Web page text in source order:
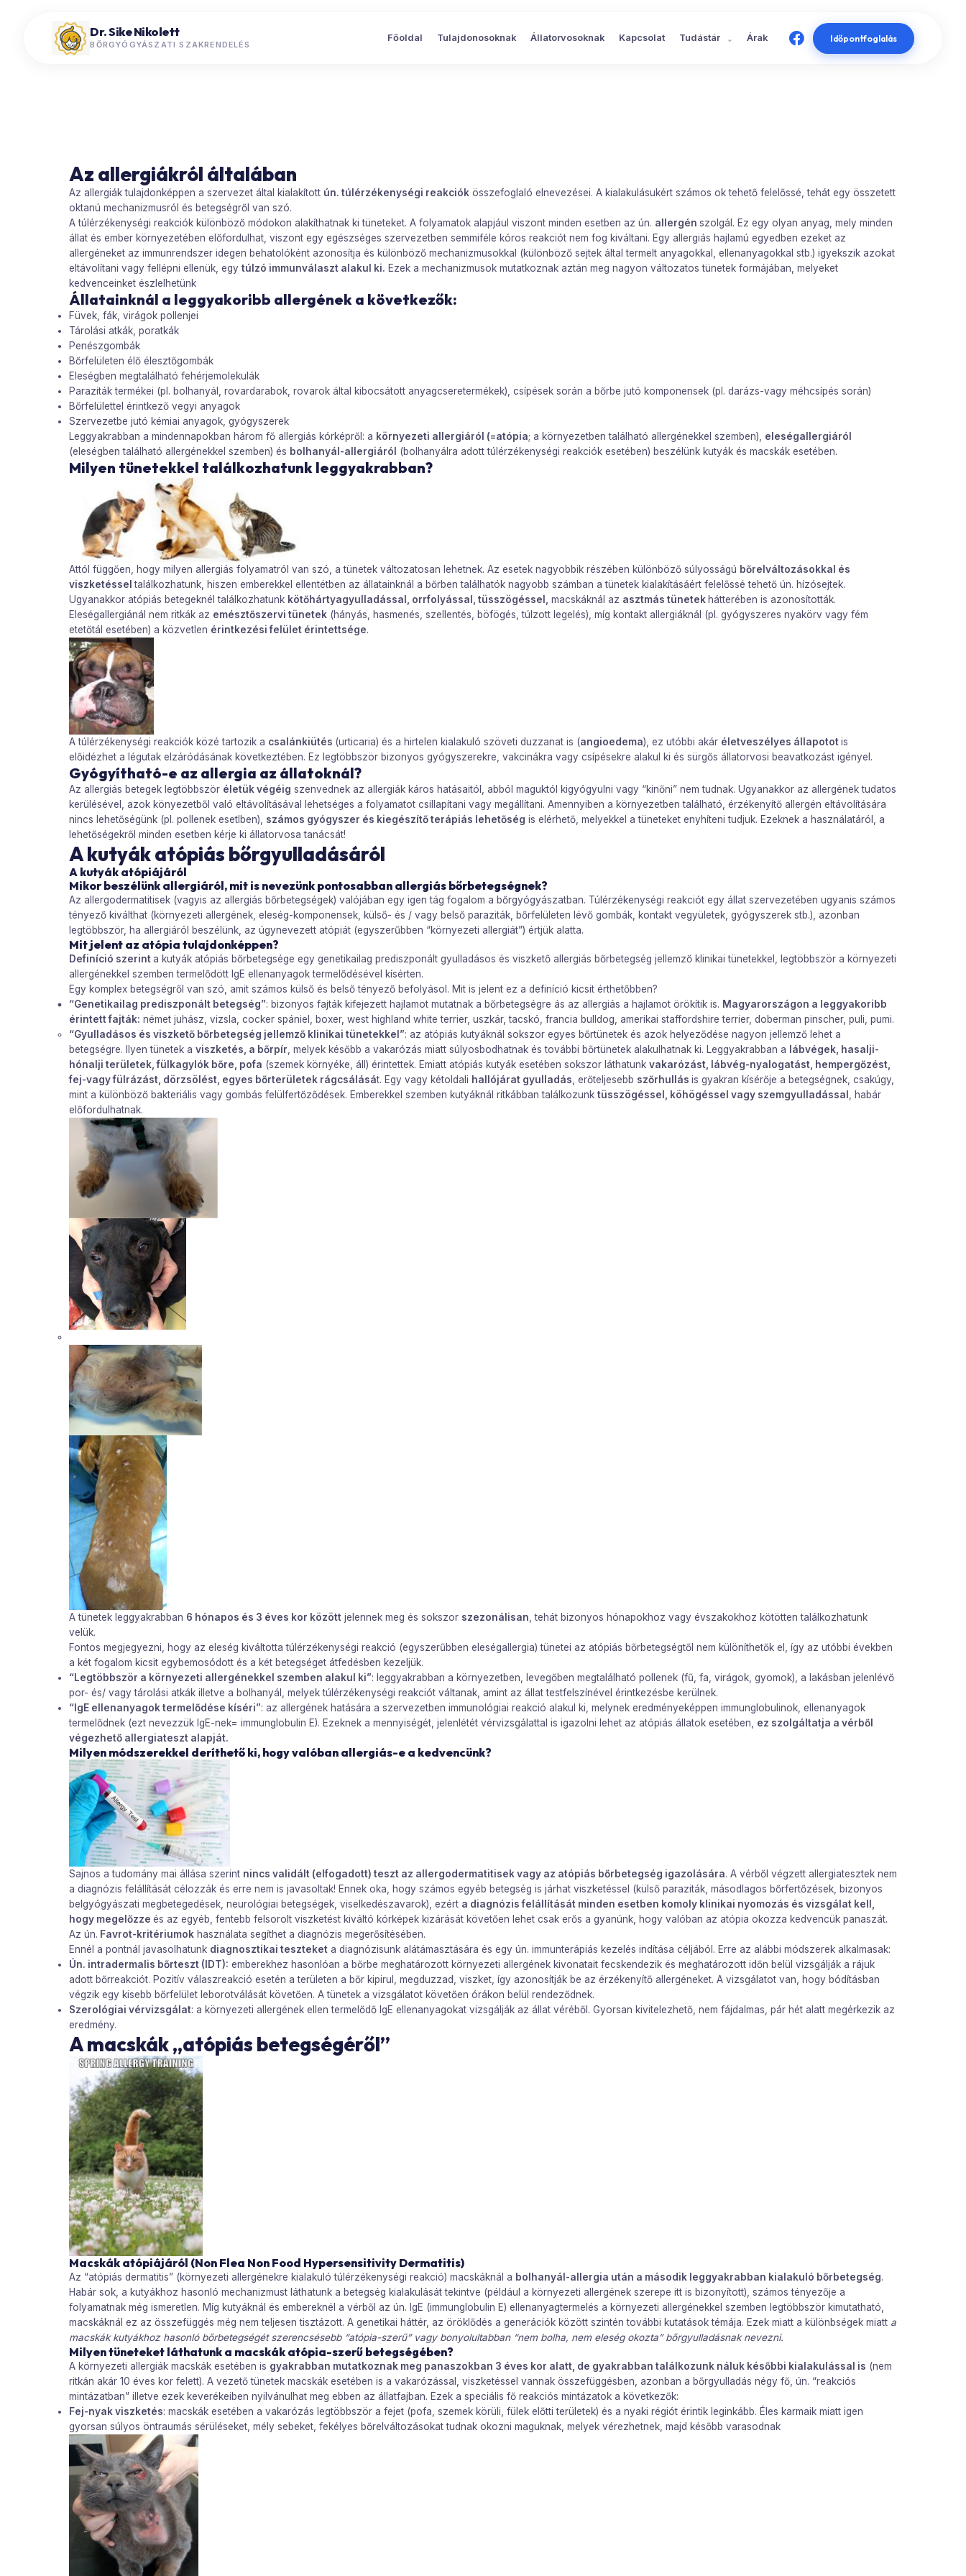
Dr. Sike Nikolett
BŐRGYÓGYÁSZATI SZAKRENDELÉS
Főoldal Tulajdonosoknak Állatorvosoknak Kapcsolat Tudástár Árak Időpontfoglalás
Az allergiákról általában
Az allergiák tulajdonképpen a szervezet által kialakított ún. túlérzékenységi reakciók összefoglaló elnevezései. A kialakulásukért számos ok tehető felelőssé, tehát egy összetett
oktanú mechanizmusról és betegségről van szó.
A túlérzékenységi reakciók különböző módokon alakíthatnak ki tüneteket. A folyamatok alapjául viszont minden esetben az ún. allergén szolgál. Ez egy olyan anyag, mely minden
állat és ember környezetében előfordulhat, viszont egy egészséges szervezetben semmiféle kóros reakciót nem fog kiváltani. Egy allergiás hajlamú egyedben ezeket az
allergéneket az immunrendszer idegen behatolóként azonosítja és különböző mechanizmusokkal (különböző sejtek által termelt anyagokkal, ellenanyagokkal stb.) igyekszik azokat
eltávolítani vagy fellépni ellenük, egy túlzó immunválaszt alakul ki. Ezek a mechanizmusok mutatkoznak aztán meg nagyon változatos tünetek formájában, melyeket
kedvenceinket észlelhetünk
Állatainknál a leggyakoribb allergének a következők:
Füvek, fák, virágok pollenjei
Tárolási atkák, poratkák
Penészgombák
Bőrfelületen élő élesztőgombák
Eleségben megtalálható fehérjemolekulák
Paraziták termékei (pl. bolhanyál, rovardarabok, rovarok által kibocsátott anyagcseretermékek), csípések során a bőrbe jutó komponensek (pl. darázs-vagy méhcsípés során)
Bőrfelülettel érintkező vegyi anyagok
Szervezetbe jutó kémiai anyagok, gyógyszerek
Leggyakrabban a mindennapokban három fő allergiás kórképről: a környezeti allergiáról (=atópia; a környezetben található allergénekkel szemben), eleségallergiáról
(eleségben található allergénekkel szemben) és bolhanyál-allergiáról (bolhanyálra adott túlérzékenységi reakciók esetében) beszélünk kutyák és macskák esetében.
Milyen tünetekkel találkozhatunk leggyakrabban?
Attól függően, hogy milyen allergiás folyamatról van szó, a tünetek változatosan lehetnek. Az esetek nagyobbik részében különböző súlyosságú bőrelváltozásokkal és
viszketésseltalálkozhatunk, hiszen emberekkel ellentétben az állatainknál a bőrben találhatók nagyobb számban a tünetek kialakításáért felelőssé tehető ún. hízósejtek.
Ugyanakkor atópiás betegeknél találkozhatunk kötőhártyagyulladással, orrfolyással, tüsszögéssel, macskáknál az asztmás tünetek hátterében is azonosították.
Eleségallergiánál nem ritkák az emésztőszervi tünetek (hányás, hasmenés, szellentés, böfögés, túlzott legelés), míg kontakt allergiáknál (pl. gyógyszeres nyakörv vagy fém
etetőtál esetében) a közvetlen érintkezési felület érintettsége.
A túlérzékenységi reakciók közé tartozik a csalánkiütés (urticaria) és a hirtelen kialakuló szöveti duzzanat is (angioedema), ez utóbbi akár életveszélyes állapototis
előidézhet a légutak elzáródásának következtében. Ez legtöbbször bizonyos gyógyszerekre, vakcinákra vagy csípésekre alakul ki és sürgős állatorvosi beavatkozást igényel.
Gyógyítható-e az allergia az állatoknál?
Az allergiás betegek legtöbbször életük végéig szenvednek az allergiák káros hatásaitól, abból maguktól kigyógyulni vagy “kinőni” nem tudnak. Ugyanakkor az allergének tudatos
kerülésével, azok könyezetből való eltávolításával lehetséges a folyamatot csillapítani vagy megállítani. Amennyiben a környezetben található, érzékenyítő allergén eltávolítására
nincs lehetőségünk (pl. pollenek esetlben), számos gyógyszer és kiegészítő terápiás lehetőség is elérhető, melyekkel a tüneteket enyhíteni tudjuk. Ezeknek a használatáról, a
lehetőségekről minden esetben kérje ki állatorvosa tanácsát!
A kutyák atópiás bőrgyulladásáról
A kutyák atópiájáról
Mikor beszélünk allergiáról, mit is nevezünk pontosabban allergiás bőrbetegségnek?
Az allergodermatitisek (vagyis az allergiás bőrbetegségek) valójában egy igen tág fogalom a bőrgyógyászatban. Túlérzékenységi reakciót egy állat szervezetében ugyanis számos
tényező kiválthat (környezeti allergének, eleség-komponensek, külső- és / vagy belső paraziták, bőrfelületen lévő gombák, kontakt vegyületek, gyógyszerek stb.), azonban
legtöbbször, ha allergiáról beszélünk, az úgynevezett atópiát (egyszerűbben “környezeti allergiát”) értjük alatta.
Mit jelent az atópia tulajdonképpen?
Definíció szerinta kutyák atópiás bőrbetegsége egy genetikailag prediszponált gyulladásos és viszkető allergiás bőrbetegség jellemző klinikai tünetekkel, legtöbbször a környezeti
allergénekkel szemben termelődött IgE ellenanyagok termelődésével kísérten.
Egy komplex betegségről van szó, amit számos külső és belső tényező befolyásol. Mit is jelent ez a definíció kicsit érthetőbben?
“Genetikailag prediszponált betegség”: bizonyos fajták kifejezett hajlamot mutatnak a bőrbetegségre ás az allergiás a hajlamot örökítik is. Magyarországon a leggyakoribb
érintett fajták: német juhász, vizsla, cocker spániel, boxer, west highland white terrier, uszkár, tacskó, francia bulldog, amerikai staffordshire terrier, doberman pinscher, puli, pumi.
“Gyulladásos és viszkető bőrbetegség jellemző klinikai tünetekkel”: az atópiás kutyáknál sokszor egyes bőrtünetek és azok helyeződése nagyon jellemző lehet a
betegségre. Ilyen tünetek a viszketés, a bőrpír , melyek később a vakarózás miatt súlyosbodhatnak és további bőrtünetek alakulhatnak ki. Leggyakrabban a
lábvégek, hasalji-
hónalji területek, fülkagylók bőre, pofa (szemek környéke, áll) érintettek. Emiatt atópiás kutyák esetében sokszor láthatunk vakarózást, lábvég-nyalogatást, hempergőzést,
fej-vagy fülrázást, dörzsölést, egyes bőrterületek rágcsálását. Egy vagy kétoldali hallójárat gyulladás , erőteljesebb szőrhullás is gyakran kísérője a betegségnek, csakúgy,
mint a különböző bakteriális vagy gombás felülfertőződések. Emberekkel szemben kutyáknál ritkábban találkozunk tüsszögéssel, köhögéssel vagy szemgyulladással
, habár
előfordulhatnak.
A tünetek leggyakrabban 6 hónapos és 3 éves kor között jelennek meg és sokszor szezonálisan , tehát bizonyos hónapokhoz vagy évszakokhoz kötötten találkozhatunk
velük.
Fontos megjegyezni, hogy az eleség kiváltotta túlérzékenységi reakció (egyszerűbben eleségallergia) tünetei az atópiás bőrbetegségtől nem különíthetők el, így az utóbbi években
a két fogalom kicsit egybemosódott és a két betegséget átfedésben kezeljük.
“Legtöbbször a környezeti allergénekkel szemben alakul ki”: leggyakrabban a környezetben, levegőben megtalálható pollenek (fű, fa, virágok, gyomok), a lakásban jelenlévő
por- és/ vagy tárolási atkák illetve a bolhanyál, melyek túlérzékenységi reakciót váltanak, amint az állat testfelszínével érintkezésbe kerülnek.
“IgE ellenanyagok termelődése kíséri”: az allergének hatására a szervezetben immunológiai reakció alakul ki, melynek eredményeképpen immunglobulinok, ellenanyagok
termelődnek (ezt nevezzük IgE-nek= immunglobulin E). Ezeknek a mennyiségét, jelenlétét vérvizsgálattal is igazolni lehet az atópiás állatok esetében, ez szolgáltatja a vérből
végezhető allergiateszt alapját.
Milyen módszerekkel deríthető ki, hogy valóban allergiás-e a kedvencünk?
Sajnos a tudomány mai állása szerint nincs validált (elfogadott) teszt az allergodermatitisek vagy az atópiás bőrbetegség igazolására. A vérből végzett allergiatesztek nem
a diagnózis felállítását célozzák és erre nem is javasoltak! Ennek oka, hogy számos egyéb betegség is járhat viszketéssel (külső paraziták, másodlagos bőrfertőzések, bizonyos
belgyógyászati megbetegedések, neurológiai betegségek, viselkedészavarok), ezért a diagnózis felállítását minden esetben komoly klinikai nyomozás és vizsgálat kell,
hogy megelőzze és az egyéb, fentebb felsorolt viszketést kiváltó kórképek kizárását követően lehet csak erős a gyanúnk, hogy valóban az atópia okozza kedvencük panaszát.
Az ún. Favrot-kritériumok használata segíthet a diagnózis megerősítésében.
Ennél a pontnál javasolhatunk diagnosztikai teszteket a diagnózisunk alátámasztására és egy ún. immunterápiás kezelés indítása céljából. Erre az alábbi módszerek alkalmasak:
Ún. intradermalis bőrteszt (IDT): emberekhez hasonlóan a bőrbe meghatározott környezeti allergének kivonatait fecskendezik és meghatározott időn belül vizsgálják a rájuk
adott bőrreakciót. Pozitív válaszreakció esetén a területen a bőr kipirul, megduzzad, viszket, így azonosítják be az érzékenyítő allergéneket. A vizsgálatot van, hogy bódításban
végzik egy kisebb bőrfelület leborotválását követően. A tünetek a vizsgálatot követően órákon belül rendeződnek.
Szerológiai vérvizsgálat: a környezeti allergének ellen termelődő IgE ellenanyagokat vizsgálják az állat véréből. Gyorsan kivitelezhető, nem fájdalmas, pár hét alatt megérkezik az
eredmény.
A macskák „atópiás betegségéről”
Macskák atópiájáról (Non Flea Non Food Hypersensitivity Dermatitis)
Az “atópiás dermatitis” (környezeti allergénekre kialakuló túlérzékenységi reakció) macskáknál a bolhanyál-allergia után a második leggyakrabban kialakuló bőrbetegség.
Habár sok, a kutyákhoz hasonló mechanizmust láthatunk a betegség kialakulását tekintve (például a környezeti allergének szerepe itt is bizonyított), számos tényezője a
folyamatnak még ismeretlen. Míg kutyáknál és embereknél a vérből az ún. IgE (immunglobulin E) ellenanyagtermelés a környezeti allergénekkel szemben legtöbbször kimutatható,
macskáknál ez az összefüggés még nem teljesen tisztázott. A genetikai háttér, az öröklődés a generációk között szintén további kutatások témája. Ezek miatt a különbségek miatt a
macskák kutyákhoz hasonló bőrbetegségét szerencsésebb “atópia-szerű” vagy bonyolultabban “nem bolha, nem eleség okozta” bőrgyulladásnak nevezni.
Milyen tüneteket láthatunk a macskák atópia-szerű betegségében?
A környezeti allergiák macskák esetében is gyakrabban mutatkoznak meg panaszokban 3 éves kor alatt, de gyakrabban találkozunk náluk későbbi kialakulással is (nem
ritkán akár 10 éves kor felett). A vezető tünetek macskák esetében is a vakarózással, viszketéssel vannak összefüggésben, azonban a bőrgyulladás négy fő, ún. “reakciós
mintázatban” illetve ezek keverékeiben nyilvánulhat meg ebben az állatfajban. Ezek a speciális fő reakciós mintázatok a következők:
Fej-nyak viszketés: macskák esetében a vakarózás legtöbbször a fejet (pofa, szemek körüli, fülek előtti területek) és a nyaki régiót érintik leginkább. Éles karmaik miatt igen
gyorsan súlyos öntraumás sérüléseket, mély sebeket, fekélyes bőrelváltozásokat tudnak okozni maguknak, melyek vérezhetnek, majd később varasodnak